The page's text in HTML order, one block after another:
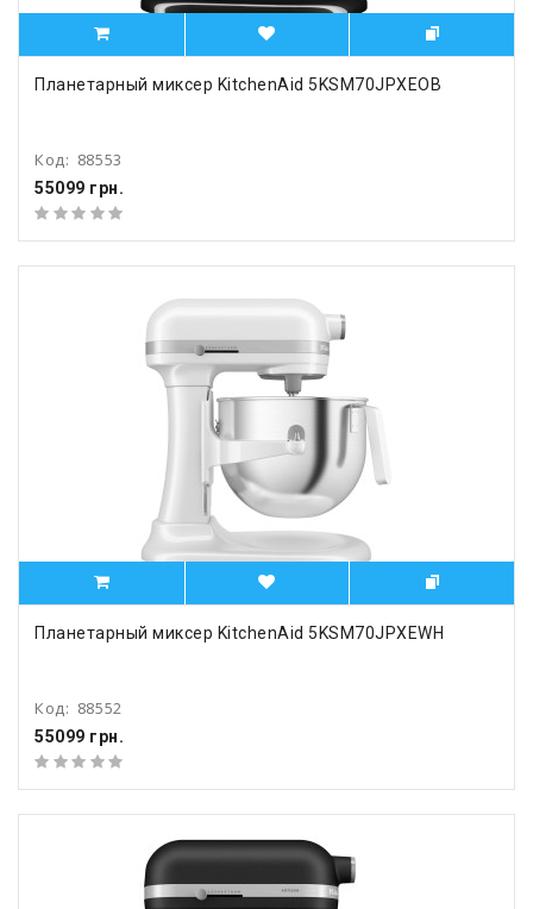
Планетарный миксер KitchenAid 5KSM70JPXEOB
Код: 88553
55099 грн.
Планетарный миксер KitchenAid 5KSM70JPXEWH
Код: 88552
55099 грн.